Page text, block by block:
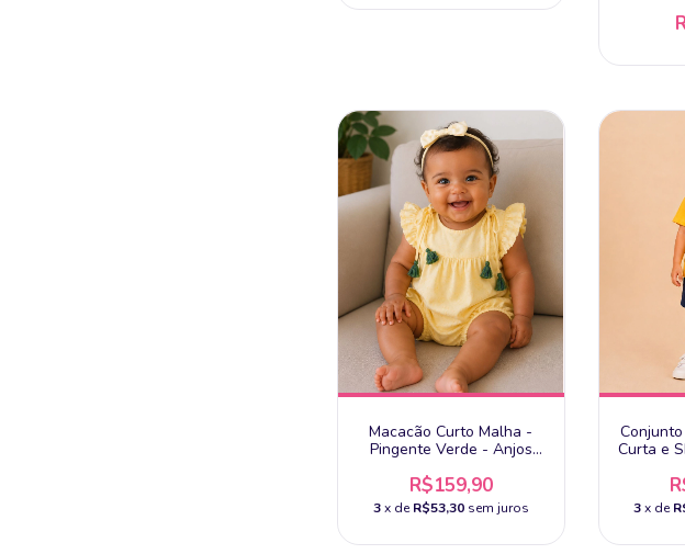
Macacão Curto Malha -
Pingente Verde - Anjos
R$159,90
3 x deR$53,30 sem juros
Curta e
3 x de